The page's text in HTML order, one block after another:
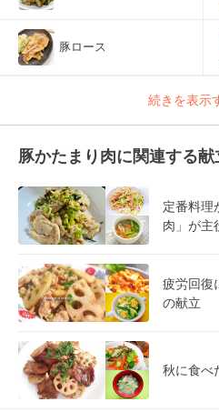
豚ロース
続きを表示
豚かたまり肉に関連する献
定番料理
肉」が主
疲労回復
の献立
秋に食べ